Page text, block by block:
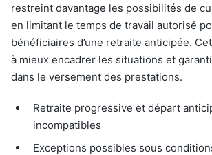
restreint davantage les possibilités de
en limitant le temps de travail autorisé
bénéficiaires d’une retraite anticipée.
à mieux encadrer les situations et
dans le versement des prestations.
Retraite progressive et départ
incompatibles
Exceptions possibles sous